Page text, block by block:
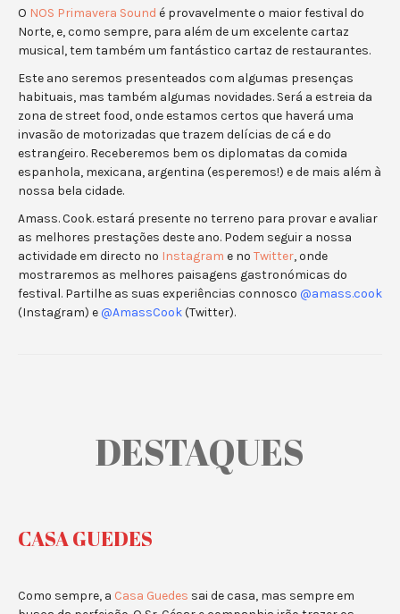
O NOS Primavera Sound é provavelmente o maior festival do
Norte, e, como sempre, para além de um excelente cartaz
musical, tem também um fantástico cartaz de restaurantes.
Este ano seremos presenteados com algumas presenças
habituais, mas também algumas novidades. Será a estreia da
zona de street food, onde estamos certos que haverá uma
invasão de motorizadas que trazem delícias de cá e do
estrangeiro. Receberemos bem os diplomatas da comida
espanhola, mexicana, argentina (esperemos!) e de mais além à
nossa bela cidade.
Amass. Cook. estará presente no terreno para provar e avaliar
as melhores prestações deste ano. Podem seguir a nossa
actividade em directo no Instagram e no Twitter, onde
mostraremos as melhores paisagens gastronómicas do
festival. Partilhe as suas experiências connosco @amass.cook
(Instagram) e @AmassCook(Twitter).
DESTAQUES
CASA GUEDES
Como sempre, a Casa Guedes sai de casa, mas sempre em